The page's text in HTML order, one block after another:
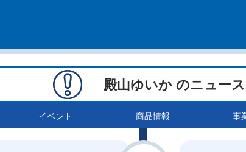
殿山ゆいか のニュース
イベント 商品情報 事